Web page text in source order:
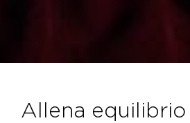
allena equilibrio